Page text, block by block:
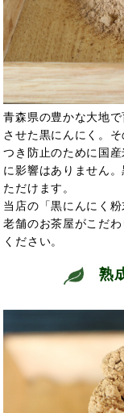
青森県の豊かな大地
させた黒にんにく。
つき防止のために国
に影響はありません
ただけます。
当店の「黒にんにく粉
老舗のお茶屋がこだ
ください。
熟